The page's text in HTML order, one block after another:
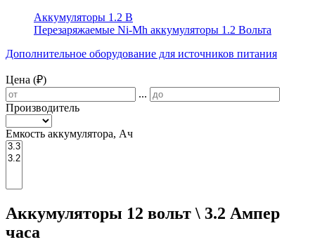
Аккумуляторы 1.2 В
Перезаряжаемые Ni-Mh аккумуляторы 1.2 Вольта
Дополнительное оборудование для источников питания
Цена (₽)
...
Производитель
Емкость аккумулятора, Ач
Аккумуляторы 12 вольт \ 3.2 Ампер
часа